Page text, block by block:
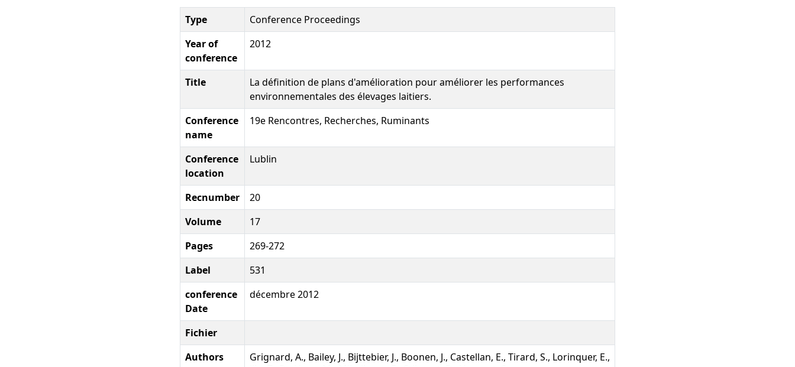
Type
Conference Proceedings
Year of
conference
2012
Title
La définition de plans d'amélioration pour améliorer les performances
environnementales des élevages laitiers.
Conference
name
19e Rencontres, Recherches, Ruminants
Conference
location
Lublin
Recnumber
20
Volume
17
Pages
269-272
Label
531
conference
Date
décembre 2012
Fichier
Authors
Grignard, A., Bailey, J., Bijttebier, J., Boonen, J., Castellan, E., Tirard, S., Lorinquer, E.,